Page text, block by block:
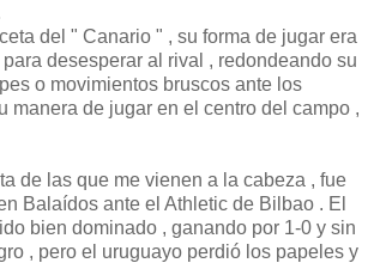
del " Canario " , su forma de jugar era
desesperar al rival , redondeando su
o movimientos bruscos ante los
manera de jugar en el centro del campo ,
de las que me vienen a la cabeza , fue
Balaídos ante el Athletic de Bilbao . El
bien dominado , ganando por 1-0 y sin
, pero el uruguayo perdió los papeles y